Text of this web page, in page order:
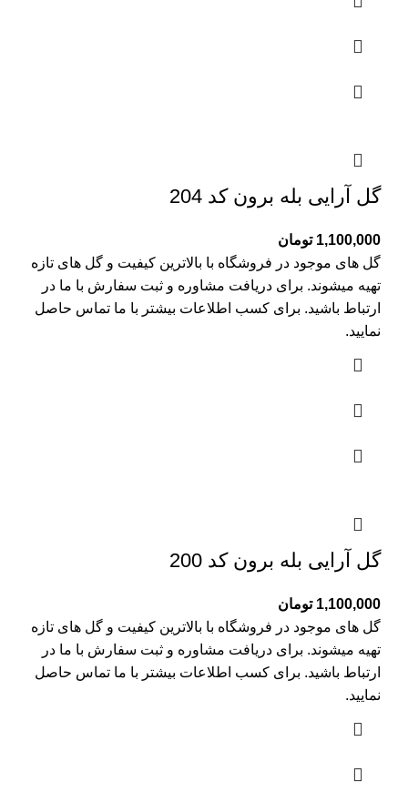
گل آرایی بله برون کد 204
1,100,000 تومان
گل های موجود در فروشگاه با بالاترین کیفیت و گل های تازه
تهیه میشوند. برای دریافت مشاوره و ثبت سفارش با ما در
ارتباط باشید. برای کسب اطلاعات بیشتر با ما تماس حاصل
نمایید.
گل آرایی بله برون کد 200
1,100,000 تومان
گل های موجود در فروشگاه با بالاترین کیفیت و گل های تازه
تهیه میشوند. برای دریافت مشاوره و ثبت سفارش با ما در
ارتباط باشید. برای کسب اطلاعات بیشتر با ما تماس حاصل
نمایید.